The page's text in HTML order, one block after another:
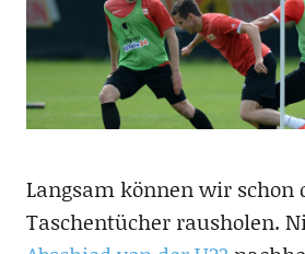
Langsam können wir schon
Taschentücher rausholen.